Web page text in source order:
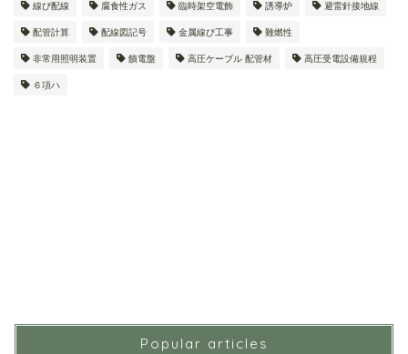
線ぴ配線 腐食性ガス 臨時架空電飾 誘導炉 避雷針接地線
配管計算 配線図記号 金属線ぴ工事 難燃性
非常用照明装置 饋電盤 高圧ケーブル 配管材 高圧受電設備規程
６項ハ
Popular articles